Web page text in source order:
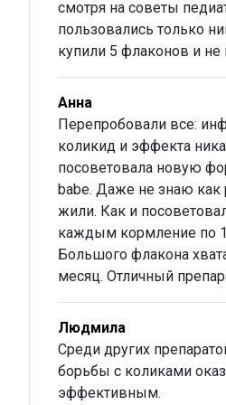
речовинами (пральними
Протипоказання.
Підвищена чутливість до діючої
Взаємодія з іншими
взаємодій.
На сьогодні невідомі.
ост і застосування.
При першій появі та/або стійких
черевної порожнини слід
Даний лікарський засіб містить
рідкісною спадковою
застосовувати даний лікарський
Еспумізан L слід застосовувати з
тракту.
Застосування у період вагітності
Жодних ефектів у період
очікується, оскільки системний
Еспумізан®L можна
смотря на советы
пользовались только
купили 5 флаконов и не
Анна
Перепробовали все:
коликид и эффекта
посоветовала новую
babe. Даже не знаю как
жили. Как и
каждым кормление по
Большого флакона
месяц. Отличный
Людмила
Среди других
борьбы с коликами
эффективным.